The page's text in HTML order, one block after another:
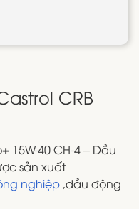
CRB
+ 15W-40 CH-4 – Dầu
sản xuất
nghiệp ,dầu động